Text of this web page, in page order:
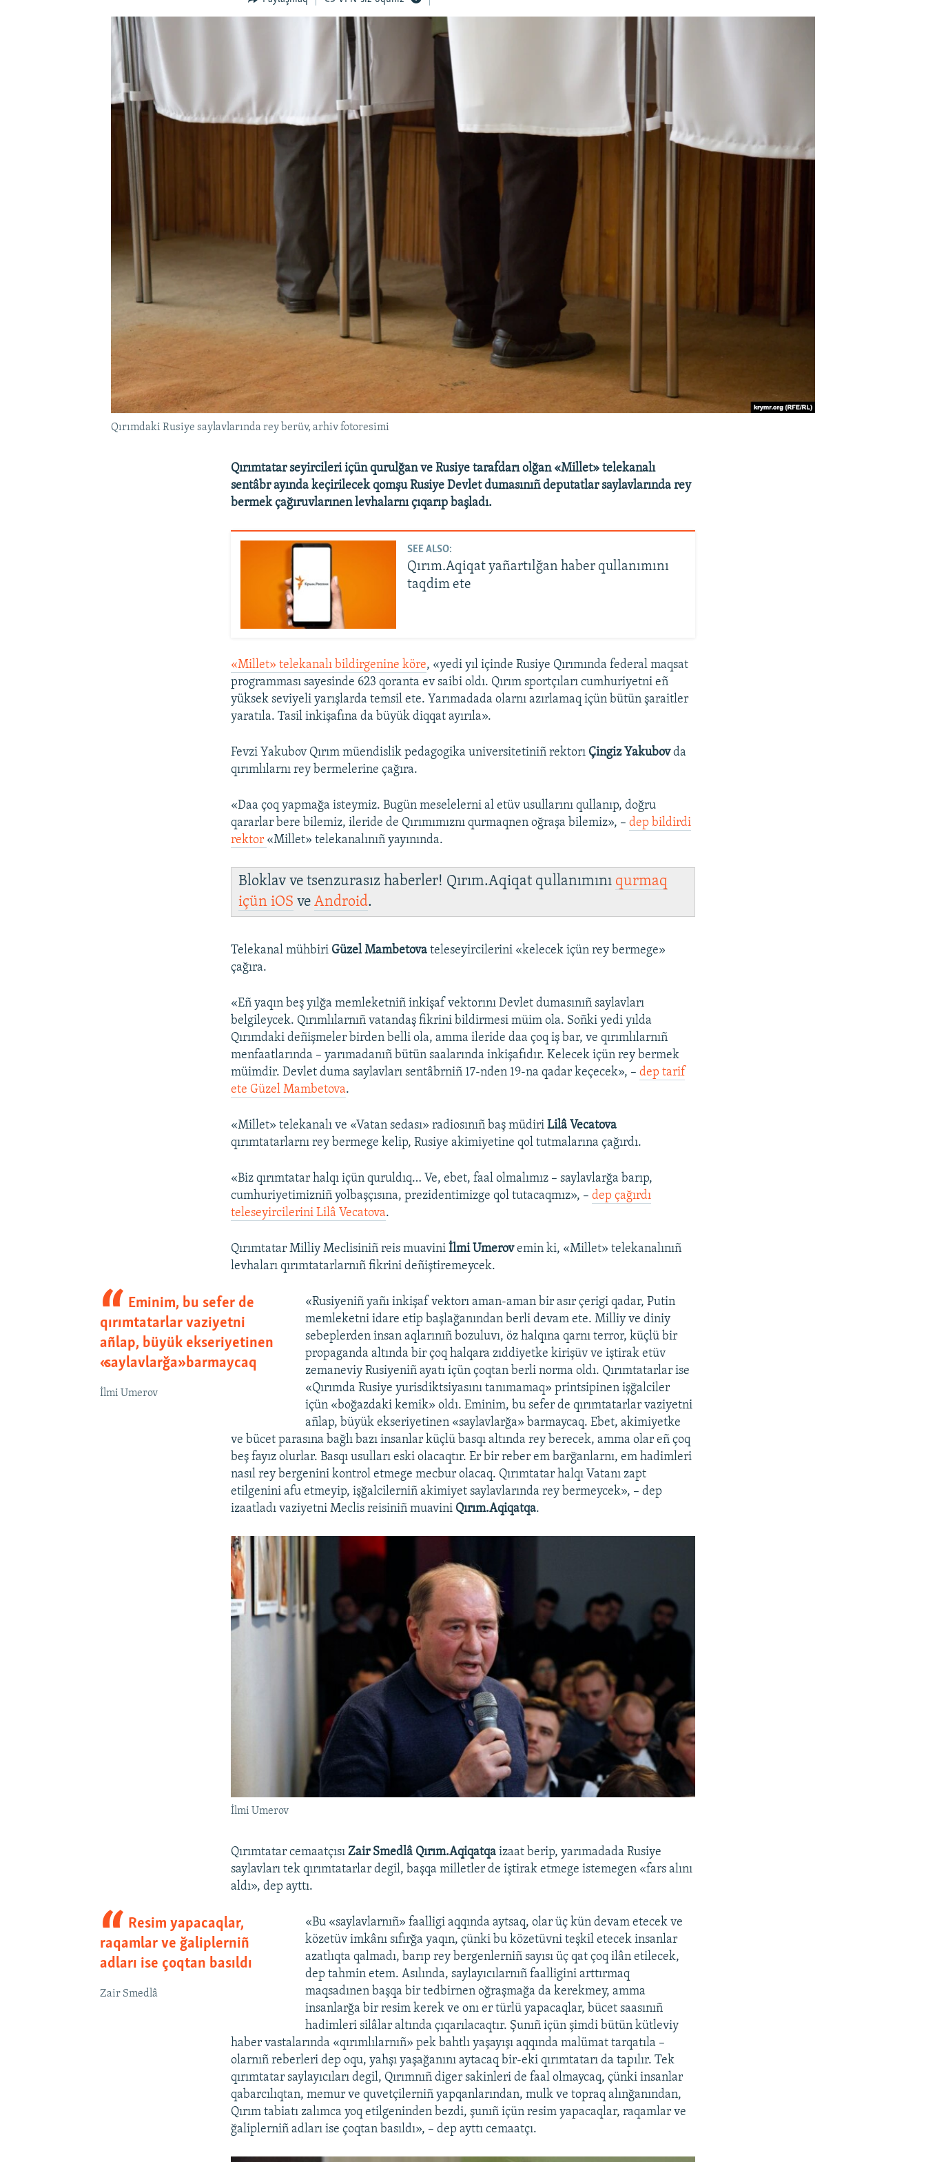
Qırımdaki Rusiye saylavlarında rey berüv, arhiv fotoresimi
Qırımtatar seyircileri içün qurulğan ve Rusiye tarafdarı olğan «Millet» telekanalı
sentâbr ayında keçirilecek qomşu Rusiye Devlet dumasınıñ deputatlar saylavlarında rey
bermek çağıruvlarınen levhalarnı çıqarıp başladı.
SEE ALSO:
Qırım.Aqiqat yañartılğan haber qullanımını
taqdim ete
«Millet» telekanalı bildirgenine köre, «yedi yıl içinde Rusiye Qırımında federal maqsat
programması sayesinde 623 qoranta ev saibi oldı. Qırım sportçıları cumhuriyetni eñ
yüksek seviyeli yarışlarda temsil ete. Yarımadada olarnı azırlamaq içün bütün şaraitler
yaratıla. Tasil inkişafına da büyük diqqat ayırıla».
Fevzi Yakubov Qırım müendislik pedagogika universitetiniñ rektorı Çingiz Yakubovda
qırımlılarnı rey bermelerine çağıra.
«Daa çoq yapmağa isteymiz. Bugün meselelerni al etüv usullarını qullanıp, doğru
qararlar bere bilemiz, ileride de Qırımımıznı qurmaqnen oğraşa bilemiz», –dep bildirdi
rektor «Millet» telekanalınıñ yayınında.
Bloklav ve tsenzurasız haberler! Qırım.Aqiqat qullanımını qurmaq
içüniOS veAndroid.
Telekanal mühbiri Güzel Mambetova teleseyircilerini «kelecek içün rey bermege»
çağıra.
«Eñ yaqın beş yılğa memleketniñ inkişaf vektorını Devlet dumasınıñ saylavları
belgileycek. Qırımlılarnıñ vatandaş fikrini bildirmesi müim ola. Soñki yedi yılda
Qırımdaki deñişmeler birden belli ola, amma ileride daa çoq iş bar, ve qırımlılarnıñ
menfaatlarında – yarımadanıñ bütün saalarında inkişafıdır. Kelecek içün rey bermek
müimdir. Devlet duma saylavları sentâbrniñ 17-nden 19-na qadar keçecek», –dep tarif
ete Güzel Mambetova.
«Millet» telekanalı ve «Vatan sedası» radiosınıñ baş müdiriLilâ Vecatova
qırımtatarlarnı rey bermege kelip, Rusiye akimiyetine qol tutmalarına çağırdı.
«Biz qırımtatar halqı içün quruldıq… Ve, ebet, faal olmalımız – saylavlarğa barıp,
cumhuriyetimizniñ yolbaşçısına, prezidentimizge qol tutacaqmız», –dep çağırdı
teleseyircilerini Lilâ Vecatova.
Qırımtatar Milliy Meclisiniñ reis muaviniİlmi Umerovemin ki, «Millet» telekanalınıñ
levhaları qırımtatarlarnıñ fikrini deñiştiremeycek.
Eminim, bu sefer de
qırımtatarlar vaziyetni
añlap, büyük ekseriyetinen
«saylavlarğa» barmaycaq
İlmi Umerov
«Rusiyeniñ yañı inkişaf vektorı aman-aman bir asır çerigi qadar, Putin
memleketni idare etip başlağanından berli devam ete. Milliy ve diniy
sebeplerden insan aqlarınıñ bozuluvı, öz halqına qarnı terror, küçlü bir
propaganda altında bir çoq halqara zıddiyetke kirişüv ve iştirak etüv
zemaneviy Rusiyeniñ ayatı içün çoqtan berli norma oldı. Qırımtatarlar ise
«Qırımda Rusiye yurisdiktsiyasını tanımamaq» printsipinen işğalciler
içün «boğazdaki kemik» oldı. Eminim, bu sefer de qırımtatarlar vaziyetni
añlap, büyük ekseriyetinen «saylavlarğa» barmaycaq. Ebet, akimiyetke
ve bücet parasına bağlı bazı insanlar küçlü basqı altında rey berecek, amma olar eñ çoq
beş fayız olurlar. Basqı usulları eski olacaqtır. Er bir reber em barğanlarnı, em hadimleri
nasıl rey bergenini kontrol etmege mecbur olacaq. Qırımtatar halqı Vatanı zapt
etilgenini afu etmeyip, işğalcilerniñ akimiyet saylavlarında rey bermeycek», – dep
izaatladı vaziyetni Meclis reisiniñ muavini Qırım.Aqiqatqa.
İlmi Umerov
Qırımtatar cemaatçısıZair Smedlâ Qırım.Aqiqatqa izaat berip, yarımadada Rusiye
saylavları tek qırımtatarlar degil, başqa milletler de iştirak etmege istemegen «fars alını
aldı», dep ayttı.
Resim yapacaqlar,
raqamlar ve ğaliplerniñ
adları ise çoqtan basıldı
Zair Smedlâ
«Bu «saylavlarnıñ» faalligi aqqında aytsaq, olar üç kün devam etecek ve
közetüv imkânı sıfırğa yaqın, çünki bu közetüvni teşkil etecek insanlar
azatlıqta qalmadı, barıp rey bergenlerniñ sayısı üç qat çoq ilân etilecek,
dep tahmin etem. Asılında, saylayıcılarnıñ faalligini arttırmaq
maqsadınen başqa bir tedbirnen oğraşmağa da kerekmey, amma
insanlarğa bir resim kerek ve onı er türlü yapacaqlar, bücet saasınıñ
hadimleri silâlar altında çıqarılacaqtır. Şunıñ içün şimdi bütün kütleviy
haber vastalarında «qırımlılarnıñ» pek bahtlı yaşayışı aqqında malümat tarqatıla –
olarnıñ reberleri dep oqu, yahşı yaşağanını aytacaq bir-eki qırımtatarı da tapılır. Tek
qırımtatar saylayıcıları degil, Qırımnıñ diger sakinleri de faal olmaycaq, çünki insanlar
qabarcılıqtan, memur ve quvetçilerniñ yapqanlarından, mulk ve topraq alınğanından,
Qırım tabiatı zalımca yoq etilgeninden bezdi, şunıñ içün resim yapacaqlar, raqamlar ve
ğaliplerniñ adları ise çoqtan basıldı», – dep ayttı cemaatçı.